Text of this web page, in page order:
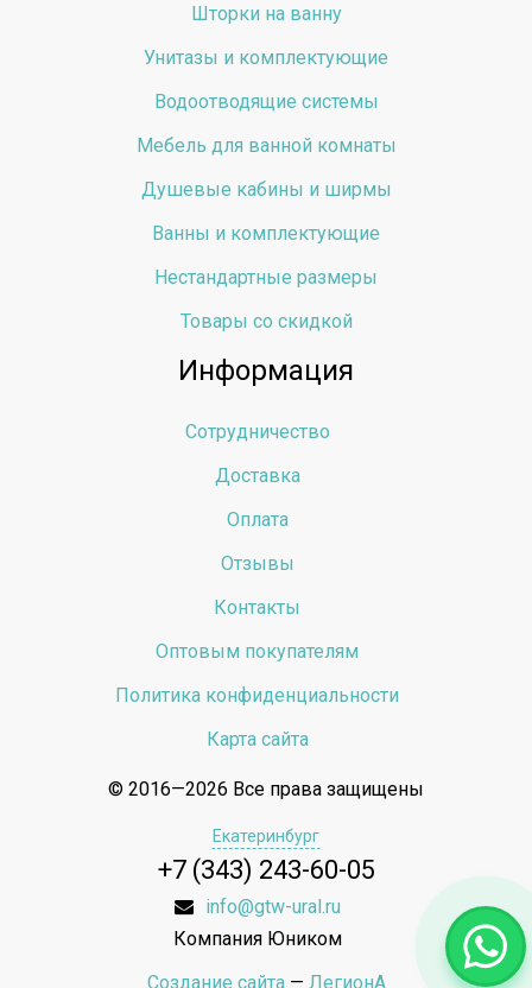
Шторки на ванну
Унитазы и комплектующие
Водоотводящие системы
Мебель для ванной комнаты
Душевые кабины и ширмы
Ванны и комплектующие
Нестандартные размеры
Товары со скидкой
Информация
Сотрудничество
Доставка
Оплата
Отзывы
Контакты
Оптовым покупателям
Политика конфиденциальности
Карта сайта
© 2016—2026 Все права защищены
Екатеринбург
+7 (343) 243-60-05
info@gtw-ural.ru
Компания Юником
Создание сайта— ЛегионА